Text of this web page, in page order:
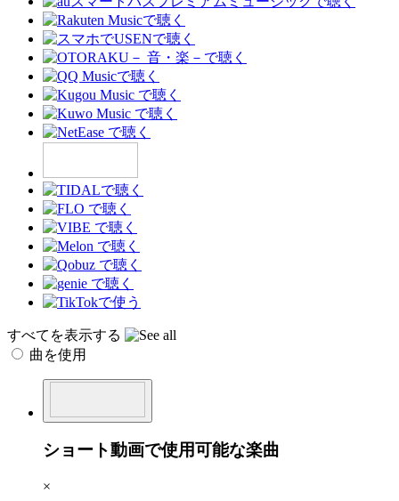
すべてを表示する
曲を使用
ショート動画で使用可能な楽曲
×